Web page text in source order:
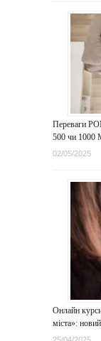
Переваги
500 чи 1000
02/05/2025
Онлайн
міста»: